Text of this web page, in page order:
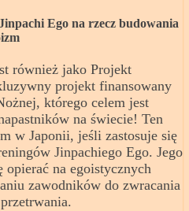
Ego na rzecz budowania
również jako Projekt
projekt finansowany
którego celem jest
na świecie! Ten
w Japonii, jeśli zastosuje się
Jinpachiego Ego. Jego
opierać na egoistycznych
zawodników do zwracania